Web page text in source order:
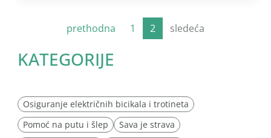
prethodna 1 2 sledeća
KATEGORIJE
Osiguranje električnih bicikala i trotineta
Pomoć na putu i šlep
Sava je strava